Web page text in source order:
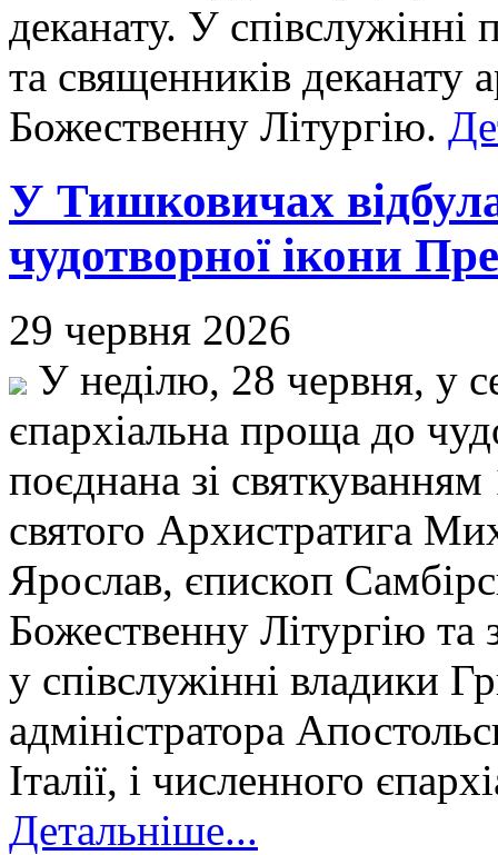
деканату. У співслужінні
та священників деканату
Божественну Літургію.
У Тишковичах
чудотворної ікони
29 червня 2026
У неділю, 28 червня, у
єпархіальна проща до
поєднана зі
святого Архистратига
Ярослав, єпископ
Божественну Літургію
у співслужінні владики
адміністратора
Італії, і численного
Детальніше...